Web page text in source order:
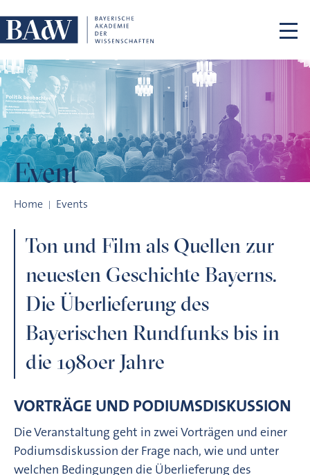
Event
Home Events
Ton und Film als Quellen zur
neuesten Geschichte Bayerns.
Die Überlieferung des
Bayerischen Rundfunks bis in
die 1980er Jahre
VORTRÄGE UND PODIUMSDISKUSSION
Die Veranstaltung geht in zwei Vorträgen und einer
Podiumsdiskussion der Frage nach, wie und unter
welchen Bedingungen die Überlieferung des